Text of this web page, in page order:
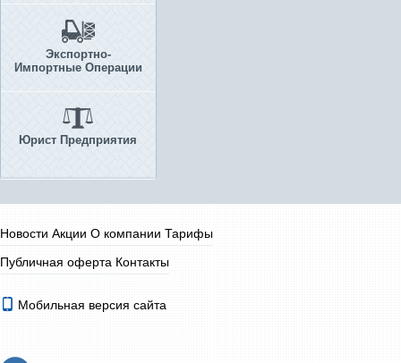
Экспортно-
Импортные Операции
Юрист Предприятия
Новости Акции О компании Тарифы
Публичная оферта Контакты
Мобильная версия сайта